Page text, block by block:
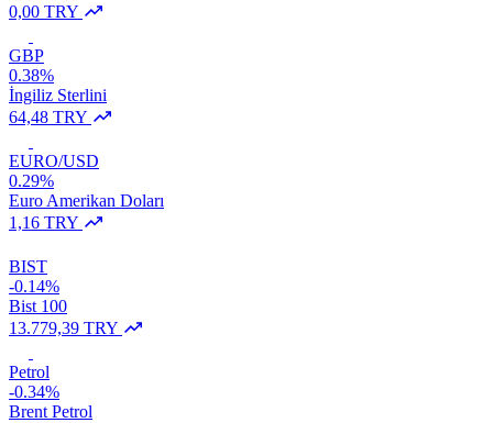
0,00 TRY
GBP
0.38%
İngiliz Sterlini
64,48 TRY
EURO/USD
0.29%
Euro Amerikan Doları
1,16 TRY
BIST
-0.14%
Bist 100
13.779,39 TRY
Petrol
-0.34%
Brent Petrol